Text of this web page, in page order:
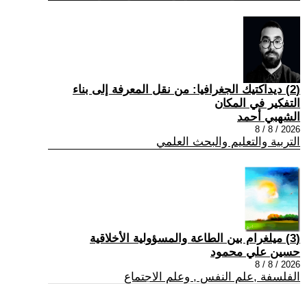
(2) ديداكتيك الجغرافيا: من نقل المعرفة إلى بناء
التفكير في المكان
الشهبي أحمد
2026 / 8 / 8
التربية والتعليم والبحث العلمي
(3) ميلغرام بين الطاعة والمسؤولية الأخلاقية
حسين علي محمود
2026 / 8 / 8
الفلسفة ,علم النفس , وعلم الاجتماع